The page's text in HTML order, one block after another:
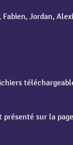
Jordan,
présenté sur la